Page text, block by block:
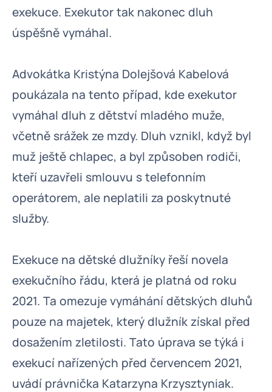
exekuce. Exekutor tak nakonec dluh
úspěšně vymáhal.
Advokátka Kristýna Dolejšová Kabelová
poukázala na tento případ, kde exekutor
vymáhal dluh z dětství mladého muže,
včetně srážek ze mzdy. Dluh vznikl, když byl
muž ještě chlapec, a byl způsoben rodiči,
kteří uzavřeli smlouvu s telefonním
operátorem, ale neplatili za poskytnuté
služby.
Exekuce na dětské dlužníky řeší novela
exekučního řádu, která je platná od roku
2021. Ta omezuje vymáhání dětských dluhů
pouze na majetek, který dlužník získal před
dosažením zletilosti. Tato úprava se týká i
exekucí nařízených před červencem 2021,
uvádí právnička Katarzyna Krzysztyniak.